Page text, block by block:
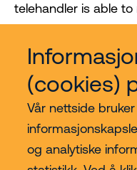
(cookies)
Vår nettside
og analytiske
telehandler is able